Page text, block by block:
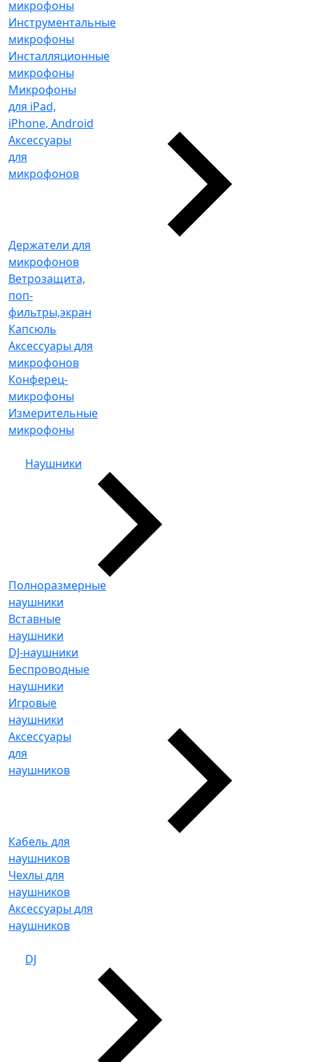
микрофоны
Инструментальные
микрофоны
Инсталляционные
микрофоны
Микрофоны
для iPad,
iPhone, Android
Аксессуары
для
микрофонов
Держатели для
микрофонов
Ветрозащита,
поп-
фильтры,экран
Капсюль
Аксессуары для
микрофонов
Конферец-
микрофоны
Измерительные
микрофоны
Наушники
Полноразмерные
наушники
Вставные
наушники
DJ-наушники
Беспроводные
наушники
Игровые
наушники
Аксессуары
для
наушников
Кабель для
наушников
Чехлы для
наушников
Аксессуары для
наушников
DJ